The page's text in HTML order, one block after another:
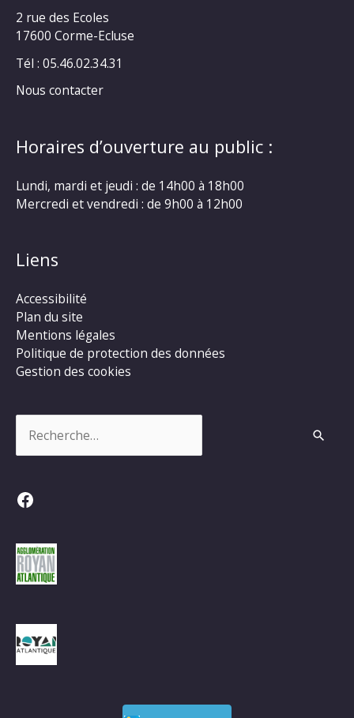
2 rue des Ecoles
17600 Corme-Ecluse
Tél : 05.46.02.34.31
Nous contacter
Horaires d’ouverture au public :
Lundi, mardi et jeudi : de 14h00 à 18h00
Mercredi et vendredi : de 9h00 à 12h00
Liens
Accessibilité
Plan du site
Mentions légales
Politique de protection des données
Gestion des cookies
Facebook